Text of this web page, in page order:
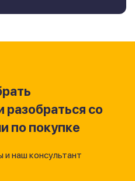
со
по покупке
и наш консультант